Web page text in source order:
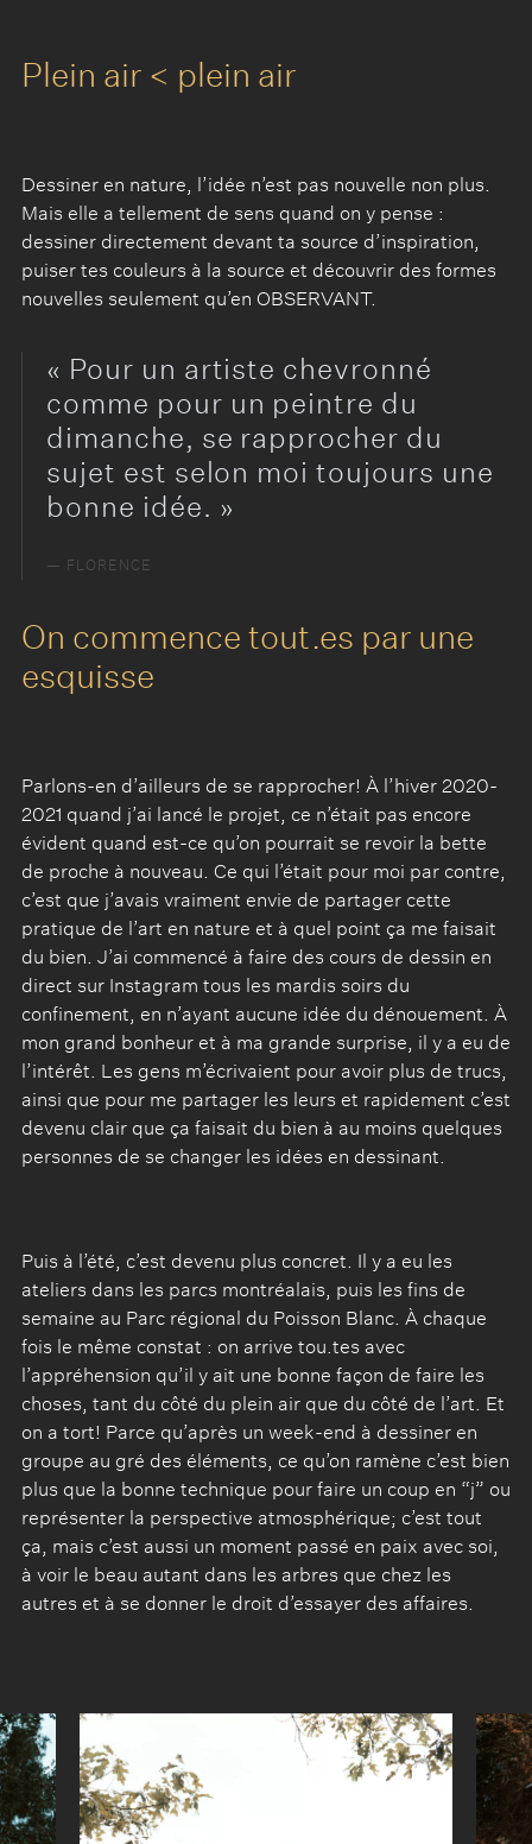
Plein air ­< plein air
Dessiner en nature, l’idée n’est pas nouvelle non plus.
Mais elle a tellement de sens quand on y pense :
dessiner directement devant ta source d’inspiration,
puiser tes couleurs à la source et découvrir des formes
nouvelles seulement qu’en OBSERVANT.
Pour un artiste chevronné
comme pour un peintre du
dimanche, se rapprocher du
sujet est selon moi toujours une
bonne idée.
FLORENCE
On commence tout.es par une
esquisse
Parlons-en d’ailleurs de se rapprocher! À l’hiver 2020-
2021 quand j’ai lancé le projet, ce n’était pas encore
évident quand est-ce qu’on pourrait se revoir la bette
de proche à nouveau. Ce qui l’était pour moi par contre,
c’est que j’avais vraiment envie de partager cette
pratique de l’art en nature et à quel point ça me faisait
du bien. J’ai commencé à faire des cours de dessin en
direct sur Instagram tous les mardis soirs du
confinement, en n’ayant aucune idée du dénouement. À
mon grand bonheur et à ma grande surprise, il y a eu de
l’intérêt. Les gens m’écrivaient pour avoir plus de trucs,
ainsi que pour me partager les leurs et rapidement c’est
devenu clair que ça faisait du bien à au moins quelques
personnes de se changer les idées en dessinant.
Puis à l’été, c’est devenu plus concret. Il y a eu les
ateliers dans les parcs montréalais, puis les fins de
semaine au Parc régional du Poisson Blanc. À chaque
fois le même constat : on arrive tou.tes avec
l’appréhension qu’il y ait une bonne façon de faire les
choses, tant du côté du plein air que du côté de l’art. Et
on a tort! Parce qu’après un week-end à dessiner en
groupe au gré des éléments, ce qu’on ramène c’est bien
plus que la bonne technique pour faire un coup en “j” ou
représenter la perspective atmosphérique; c’est tout
ça, mais c’est aussi un moment passé en paix avec soi,
à voir le beau autant dans les arbres que chez les
autres et à se donner le droit d’essayer des affaires.